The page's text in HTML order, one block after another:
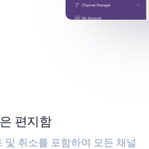
편지함
및 취소를 포함하여 모든 채널